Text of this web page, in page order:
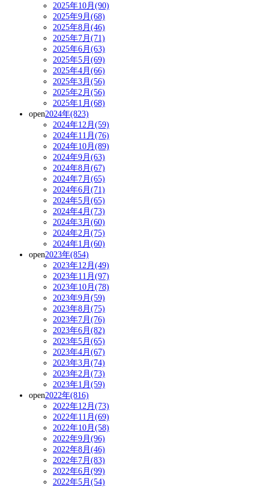
2025年10月(90)
2025年9月(68)
2025年8月(46)
2025年7月(71)
2025年6月(63)
2025年5月(69)
2025年4月(66)
2025年3月(56)
2025年2月(56)
2025年1月(68)
open2024年(823)
2024年12月(59)
2024年11月(76)
2024年10月(89)
2024年9月(63)
2024年8月(67)
2024年7月(65)
2024年6月(71)
2024年5月(65)
2024年4月(73)
2024年3月(60)
2024年2月(75)
2024年1月(60)
open2023年(854)
2023年12月(49)
2023年11月(97)
2023年10月(78)
2023年9月(59)
2023年8月(75)
2023年7月(76)
2023年6月(82)
2023年5月(65)
2023年4月(67)
2023年3月(74)
2023年2月(73)
2023年1月(59)
open2022年(816)
2022年12月(73)
2022年11月(69)
2022年10月(58)
2022年9月(96)
2022年8月(46)
2022年7月(83)
2022年6月(99)
2022年5月(54)